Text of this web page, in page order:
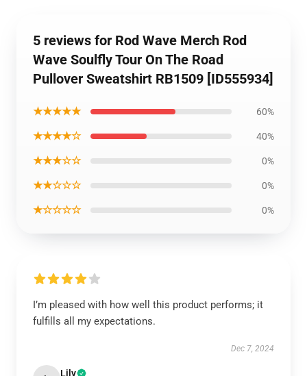
5 reviews for Rod Wave Merch Rod
Wave Soulfly Tour On The Road
Pullover Sweatshirt RB1509 [ID555934]
★★★★★ 60%
★★★★☆ 40%
★★★☆☆ 0%
★★☆☆☆ 0%
★☆☆☆☆ 0%
I’m pleased with how well this product performs; it
fulfills all my expectations.
Dec 7, 2024
Lily